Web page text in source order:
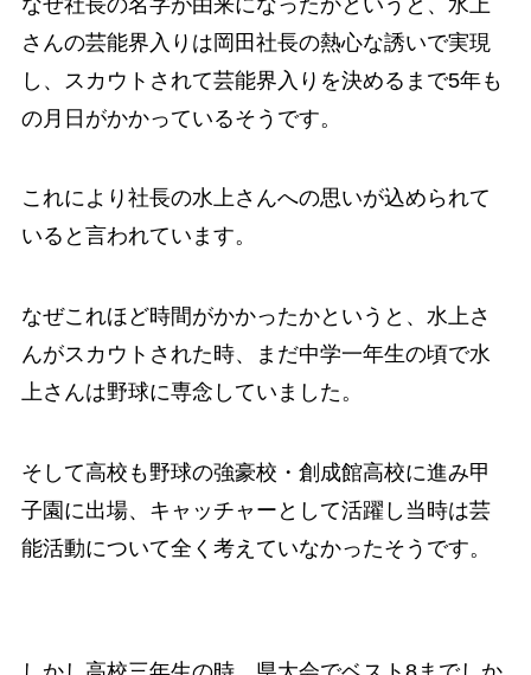
さんの芸能界入りは岡田社長の熱心な誘いで実現
し、スカウトされて芸能界入りを決めるまで5年も
の月日がかかっているそうです。
これにより社長の水上さんへの思いが込められて
いると言われています。
なぜこれほど時間がかかったかというと、水上さ
んがスカウトされた時、まだ中学一年生の頃で水
上さんは野球に専念していました。
そして高校も野球の強豪校・創成館高校に進み甲
子園に出場、キャッチャーとして活躍し当時は芸
能活動について全く考えていなかったそうです。